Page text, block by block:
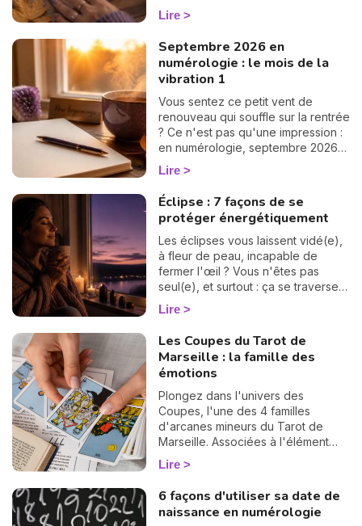
il suffit d'un petit calcul de 30
secondes pour la révéler. Suivez le
personnel, puis votre mission de
septembre, chiffre par chiffre. 🔢
Lire
Septembre 2026 en
numérologie : le mois de la
vibration 1
Vous sentez ce petit vent de
renouveau qui souffle sur la rentrée
? Ce n'est pas qu'une impression :
en numérologie, septembre 2026
vibre sur le 1, le chiffre des
commencements. Après un mois
d'août tourné vers les bilans, place
à la page blanche. On vous raconte
le climat de ce mois pas comme les
autres. 🌱
Lire
Éclipse : 7 façons de se
protéger énergétiquement
Les éclipses vous laissent vidé(e),
à fleur de peau, incapable de
fermer l'œil ? Vous n'êtes pas
seul(e), et surtout : ça se traverse
en douceur. Voici 7 gestes simples
et bienveillants pour vous protéger
calme intérieur. 🛡️🌒
Lire
Les Coupes du Tarot de
Marseille : la famille des
émotions
Plongez dans l'univers des
Coupes, l'une des 4 familles
d'arcanes mineurs du Tarot de
Marseille. Associées à l'élément
Eau, ces 14 cartes éclairent votre
vie sentimentale, vos relations et
l'état de votre cœur. Découvrez
leur signification complète et ce
qu'elles révèlent dans votre tirage.
Lire
6 façons d'utiliser sa date de
naissance en numérologie